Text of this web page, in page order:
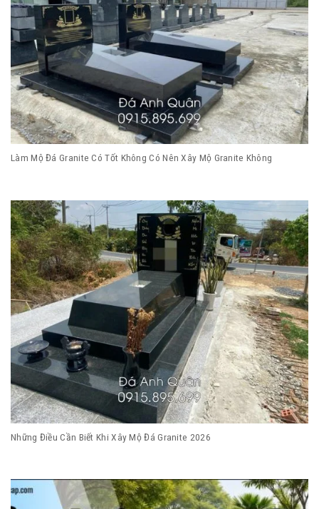
Làm Mộ Đá Granite Có Tốt Không Có Nên Xây Mộ Granite Không
Những Điều Cần Biết Khi Xây Mộ Đá Granite 2026